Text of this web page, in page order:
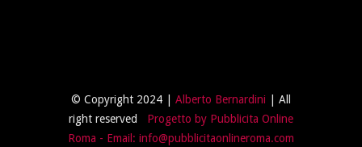
© Copyright 2024 | Alberto Bernardini | All
right reserved Progetto by Pubblicita Online
Roma - Email: info@pubblicitaonlineroma.com